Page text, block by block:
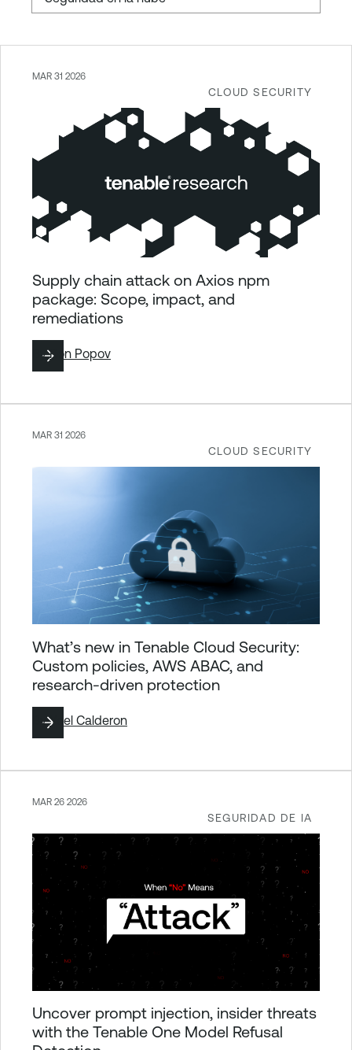
CLOUD SECURITY
MAR 31 2026
Supply chain attack on Axios npm
package: Scope, impact, and
remediations
ByRon Popov
CLOUD SECURITY
MAR 31 2026
What’s new in Tenable Cloud Security:
Custom policies, AWS ABAC, and
research-driven protection
ByYoel Calderon
SEGURIDAD DE IA
MAR 26 2026
Uncover prompt injection, insider threats
with the Tenable One Model Refusal